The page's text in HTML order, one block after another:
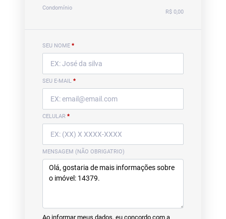
Condomínio
R$ 0,00
SEU NOME *
SEU E-MAIL *
CELULAR *
MENSAGEM (NÃO OBRIGATRIO)
Ao informar meus dados, eu concordo com a